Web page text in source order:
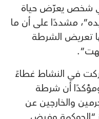
شخص يعرّض حياة
مشددًا على أن ما
تعريض الشرطة
في النشاط غطاءً
ومؤكدًا أن شرطة
والخارجين عن